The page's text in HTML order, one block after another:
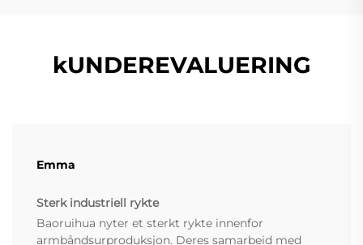
kUNDEREVALUERING
Emma
Sterk industriell rykte
Baoruihua nyter et sterkt rykte innenfor
armbåndsurproduksjon. Deres samarbeid med